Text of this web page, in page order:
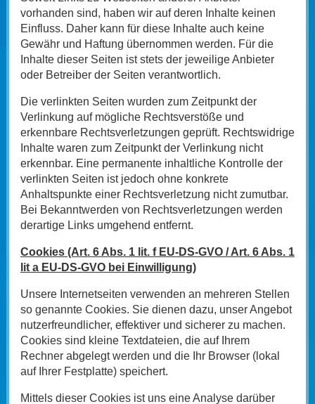
vorhanden sind, haben wir auf deren Inhalte keinen
Einfluss. Daher kann für diese Inhalte auch keine
Gewähr und Haftung übernommen werden. Für die
Inhalte dieser Seiten ist stets der jeweilige Anbieter
oder Betreiber der Seiten verantwortlich.
Die verlinkten Seiten wurden zum Zeitpunkt der
Verlinkung auf mögliche Rechtsverstöße und
erkennbare Rechtsverletzungen geprüft. Rechtswidrige
Inhalte waren zum Zeitpunkt der Verlinkung nicht
erkennbar. Eine permanente inhaltliche Kontrolle der
verlinkten Seiten ist jedoch ohne konkrete
Anhaltspunkte einer Rechtsverletzung nicht zumutbar.
Bei Bekanntwerden von Rechtsverletzungen werden
derartige Links umgehend entfernt.
Cookies (Art. 6 Abs. 1 lit. f EU-DS-GVO / Art. 6 Abs. 1
lit a EU-DS-GVO bei Einwilligung)
Unsere Internetseiten verwenden an mehreren Stellen
so genannte Cookies. Sie dienen dazu, unser Angebot
nutzerfreundlicher, effektiver und sicherer zu machen.
Cookies sind kleine Textdateien, die auf Ihrem
Rechner abgelegt werden und die Ihr Browser (lokal
auf Ihrer Festplatte) speichert.
Mittels dieser Cookies ist uns eine Analyse darüber